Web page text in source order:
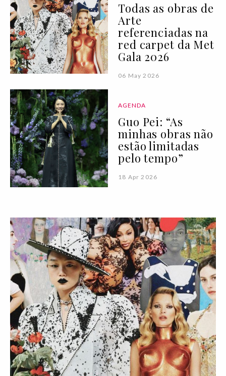
Todas as obras de
Arte
referenciadas na
red carpet da Met
Gala 2026
06 May 2026
AGENDA
Guo Pei: “As
minhas obras não
estão limitadas
pelo tempo”
18 Apr 2026